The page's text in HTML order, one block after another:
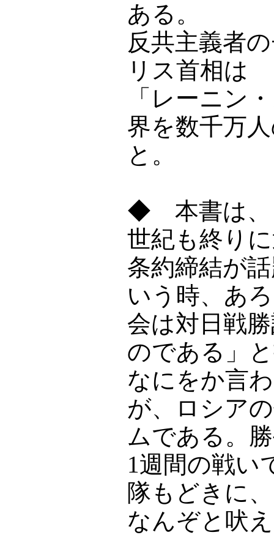
ある。
反共主義者
リス首相は
「レーニン
界を数千万
と。
◆ 本書は、
世紀も終り
条約締結が
いう時、あ
会は対日戦
のである」
なにをか言
が、ロシア
ムである。
1週間の戦い
隊もどきに
なんぞと吠